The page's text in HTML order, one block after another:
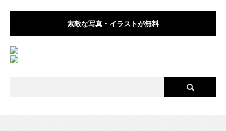
素敵な写真・イラストが無料